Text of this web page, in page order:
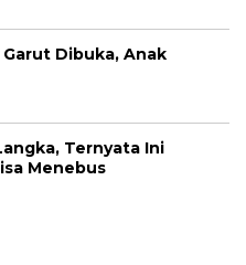
Dibuka, Anak
Ternyata Ini
Menebus